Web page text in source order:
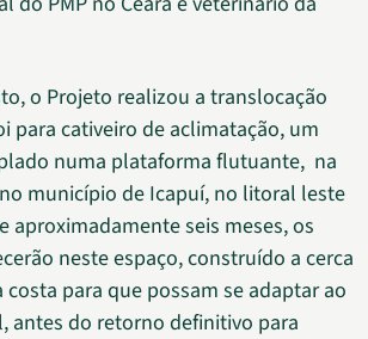
o Projeto realizou a translocação
para cativeiro de aclimatação, um
numa plataforma flutuante, na
município de Icapuí, no litoral leste
aproximadamente seis meses, os
neste espaço, construído a cerca
para que possam se adaptar ao
antes do retorno definitivo para